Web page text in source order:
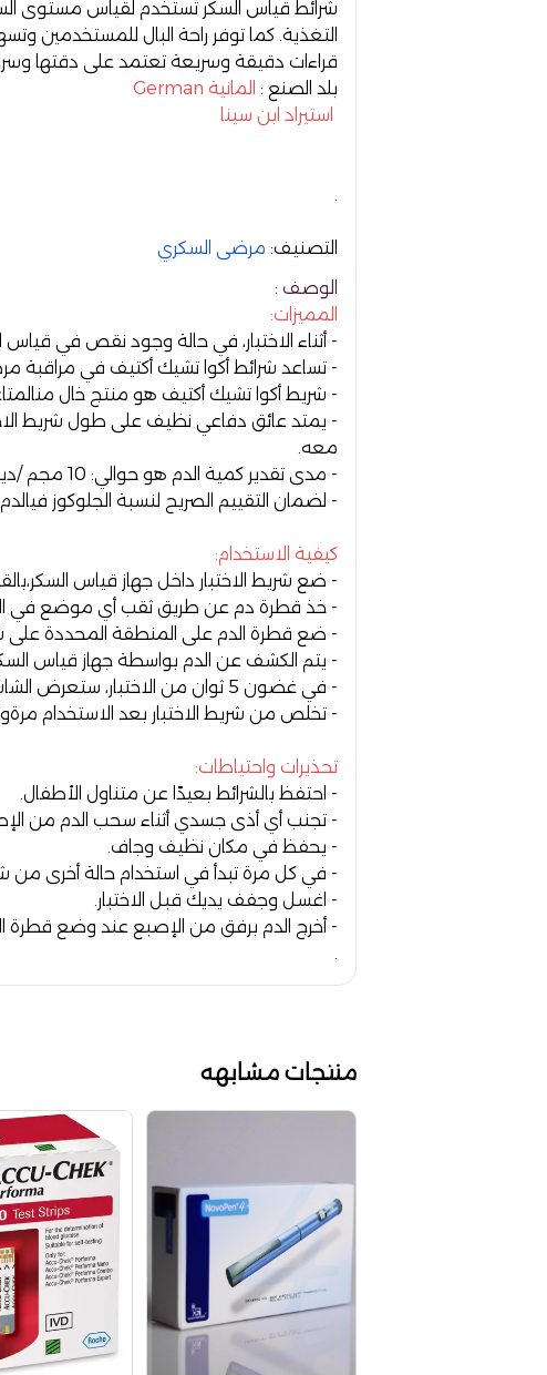
شرائط قياس السكر تُستخدم لقياس مستوى
التغذية. كما توفر راحة البال للمستخدمين
قراءات دقيقة وسريعة تعتمد على دقتها
بلد الصنع : المانية German
استيراد ابن سينا
.
التصنيف: مرضى السكري
الوصف :
المميزات:
- أثناء الاختبار، في حالة وجود نقص في قياس الدم على
- تساعد شرائط أكوا تشيك أكتيف في مراقبة
- شريط أكوا تشيك أكتيف هو منتج خال
- يمتد عائق دفاعي نظيف على طول شريط
معه.
- مدى تقدير كمية الدم هو حوالي: 10 مجم /ديسيلتر - 600 مجم / ديسيلتر أو 1-2 ميكرولتر
- لضمان التقييم الصريح لنسبة الجلوكوز
كيفية الاستخدام:
- ضع شريط الاختبار داخل جهاز قياس
- خذ قطرة دم عن طريق ثقب أي موضع في
- ضع قطرة الدم على المنطقة المحددة على
- يتم الكشف عن الدم بواسطة جهاز قياس
- في غضون 5 ثوان من الاختبار، ستعرض الشاشة النتيجة بصوت صفير.
- تخلص من شريط الاختبار بعد الاستخدام
تحذيرات واحتياطات:
- احتفظ بالشرائط بعيدًا عن متناول الأطفال.
- تجنب أي أذى جسدي أثناء سحب الدم من
- يحفظ في مكان نظيف وجاف.
- في كل مرة تبدأ في استخدام حالة أخرى من
- اغسل وجفف يديك قبل الاختبار.
- أخرج الدم برفق من الإصبع عند وضع قطرة
.
منتجات مشابهه